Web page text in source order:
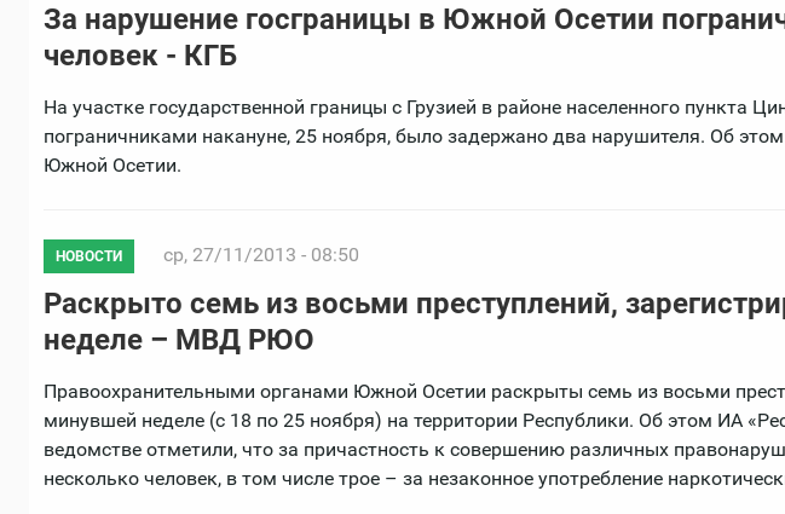
За нарушение госграницы в Южной Осетии
человек - КГБ
На участке государственной границы с Грузией в районе населенного пункта
пограничниками накануне, 25 ноября, было задержано два нарушителя. Об
Южной Осетии.
НОВОСТИ ср, 27/11/2013 - 08:50
Раскрыто семь из восьми преступлений,
неделе – МВД РЮО
Правоохранительными органами Южной Осетии раскрыты семь из восьми
минувшей неделе (с 18 по 25 ноября) на территории Республики. Об этом ИА
ведомстве отметили, что за причастность к совершению различных
несколько человек, в том числе трое – за незаконное употребление